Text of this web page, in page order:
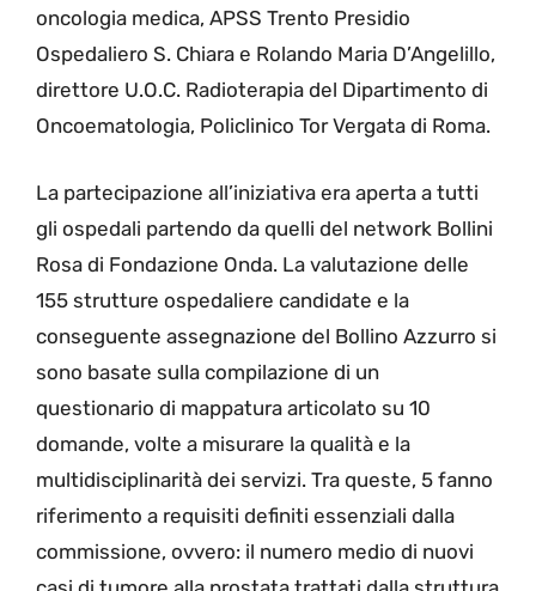
oncologia medica, APSS Trento Presidio
Ospedaliero S. Chiara e Rolando Maria D’Angelillo,
direttore U.O.C. Radioterapia del Dipartimento di
Oncoematologia, Policlinico Tor Vergata di Roma.
La partecipazione all’iniziativa era aperta a tutti
gli ospedali partendo da quelli del network Bollini
Rosa di Fondazione Onda. La valutazione delle
155 strutture ospedaliere candidate e la
conseguente assegnazione del Bollino Azzurro si
sono basate sulla compilazione di un
questionario di mappatura articolato su 10
domande, volte a misurare la qualità e la
multidisciplinarità dei servizi. Tra queste, 5 fanno
riferimento a requisiti definiti essenziali dalla
commissione, ovvero: il numero medio di nuovi